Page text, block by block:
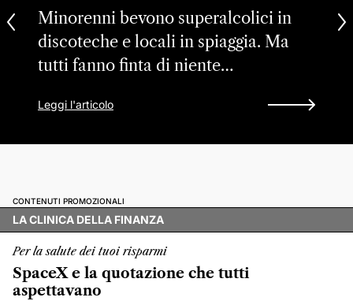
Minorenni bevono superalcolici in
discoteche e locali in spiaggia. Ma
tutti fanno finta di niente…
Leggi l'articolo
CONTENUTI PROMOZIONALI
LA CLINICA DELLA FINANZA
Per la salute dei tuoi risparmi
SpaceX e la quotazione che tutti
aspettavano